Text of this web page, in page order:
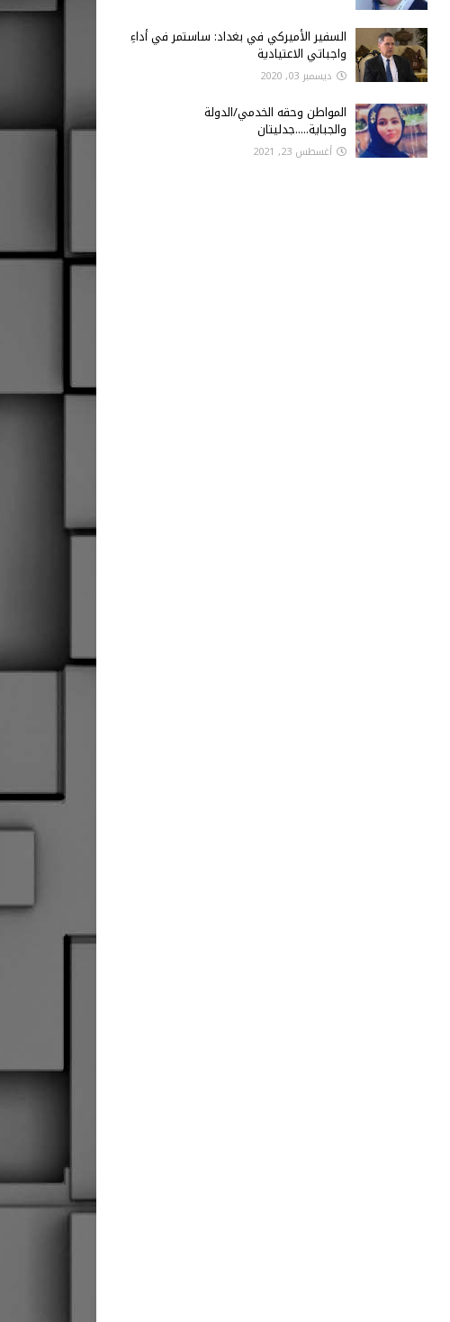
السفير الأميركي في بغداد: ساستمر في أداءِ
واجباتي الاعتيادية
ديسمبر 03, 2020
المواطن وحقه الخدمي/الدولة
والجباية.....جدليتان
أغسطس 23, 2021